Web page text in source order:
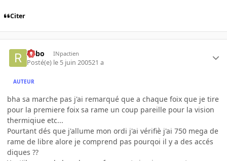
Citer
risbo INpactien
Posté(e) le 5 juin 200521 a
AUTEUR
bha sa marche pas j'ai remarqué que a chaque foix que je tire
pour la premiere foix sa rame un coup pareille pour la vision
thermiqiue etc...
Pourtant dés que j'allume mon ordi j'ai vérifiè j'ai 750 mega de
rame de libre alore je comprend pas pourqoi il y a des accés
diques ??